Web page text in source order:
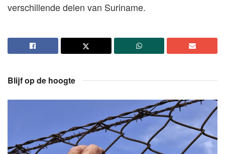
verschillende delen van Suriname.
Blijf op de hoogte